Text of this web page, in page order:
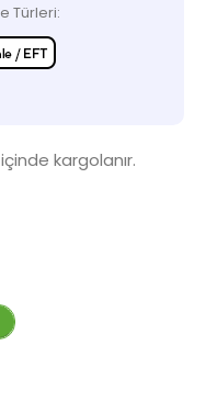
Türleri:
içinde kargolanır.